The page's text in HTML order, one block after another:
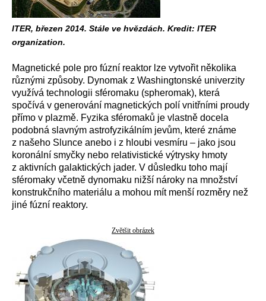
ITER, březen 2014. Stále ve hvězdách. Kredit: ITER
organization.
Magnetické pole pro fúzní reaktor lze vytvořit několika
různými způsoby. Dynomak z Washingtonské univerzity
využívá technologii sféromaku (spheromak), která
spočívá v generování magnetických polí vnitřními proudy
přímo v plazmě. Fyzika sféromaků je vlastně docela
podobná slavným astrofyzikálním jevům, které známe
z našeho Slunce anebo i z hloubi vesmíru – jako jsou
koronální smyčky nebo relativistické výtrysky hmoty
z aktivních galaktických jader. V důsledku toho mají
sféromaky včetně dynomaku nižší nároky na množství
konstrukčního materiálu a mohou mít menší rozměry než
jiné fúzní reaktory.
Zvětšit obrázek